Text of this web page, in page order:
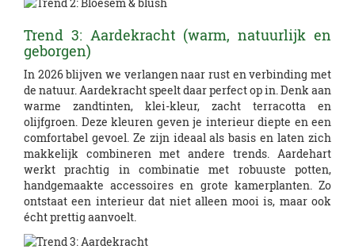
Trend 3: Aardekracht (warm, natuurlijk en
geborgen)
In 2026 blijven we verlangen naar rust en verbinding met
de natuur. Aardekracht speelt daar perfect op in. Denk aan
warme zandtinten, klei-kleur, zacht terracotta en
olijfgroen. Deze kleuren geven je interieur diepte en een
comfortabel gevoel. Ze zijn ideaal als basis en laten zich
makkelijk combineren met andere trends. Aardehart
werkt prachtig in combinatie met robuuste potten,
handgemaakte accessoires en grote kamerplanten. Zo
ontstaat een interieur dat niet alleen mooi is, maar ook
écht prettig aanvoelt.